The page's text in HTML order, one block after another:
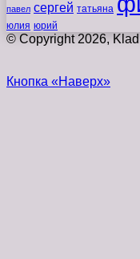
павел сергей татьяна
юлия юрий
© Copyright 2026,
Кнопка «Наверх»